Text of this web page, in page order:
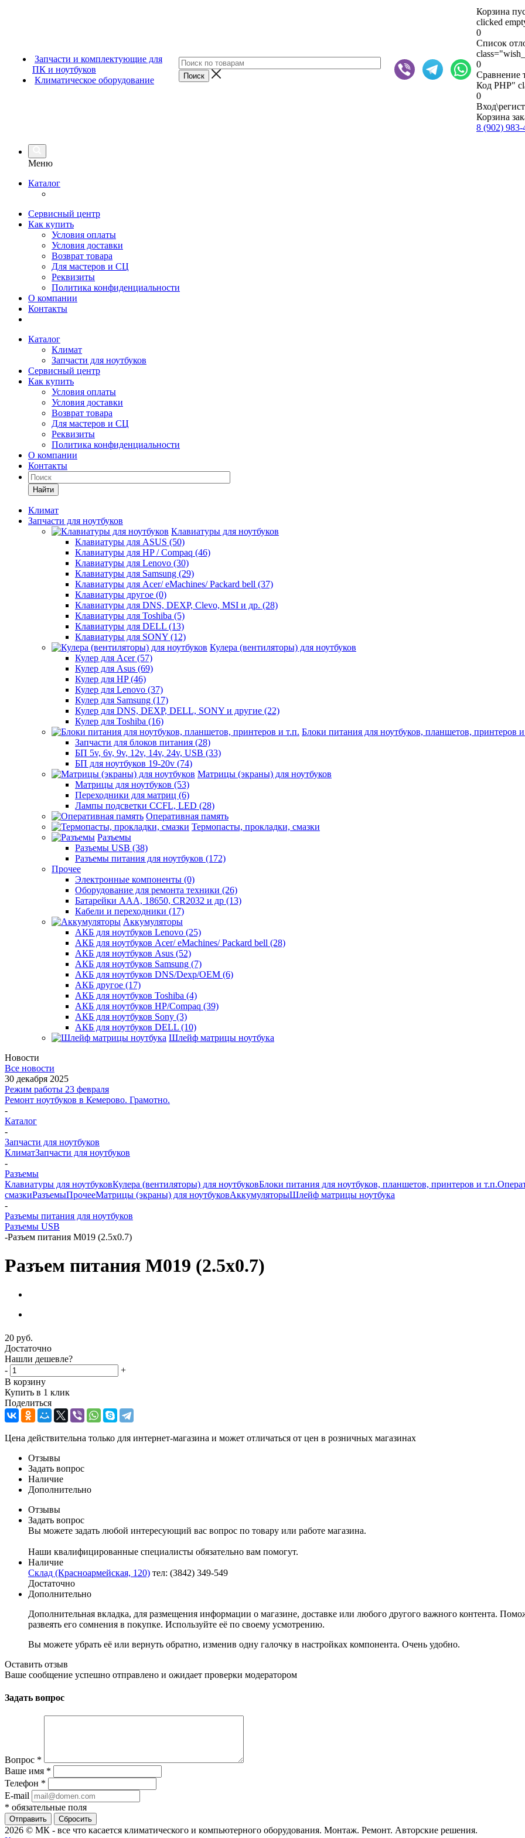
Запчасти и комплектующие для
ПК и ноутбуков
Климатическое оборудование
Корзина
clicked
0
Список
0
Сравнение
Код PHP"
0
Корзина
8 (902) 983-
Меню
Каталог
Сервисный центр
Как купить
Условия оплаты
Условия доставки
Возврат товара
Для мастеров и СЦ
Реквизиты
Политика конфиденциальности
О компании
Контакты
Каталог
Климат
Запчасти для ноутбуков
Сервисный центр
Как купить
Условия оплаты
Условия доставки
Возврат товара
Для мастеров и СЦ
Реквизиты
Политика конфиденциальности
О компании
Контакты
Найти
Климат
Запчасти для ноутбуков
Клавиатуры для ноутбуков
Клавиатуры для ASUS (50)
Клавиатуры для HP / Compaq (46)
Клавиатуры для Lenovo (30)
Клавиатуры для Samsung (29)
Клавиатуры для Acer/ eMachines/ Packard bell (37)
Клавиатуры другое (0)
Клавиатуры для DNS, DEXP, Clevo, MSI и др. (28)
Клавиатуры для Toshiba (5)
Клавиатуры для DELL (13)
Клавиатуры для SONY (12)
Кулера (вентиляторы) для ноутбуков
Кулер для Acer (57)
Кулер для Asus (69)
Кулер для HP (46)
Кулер для Lenovo (37)
Кулер для Samsung (17)
Кулер для DNS, DEXP, DELL, SONY и другие (22)
Кулер для Toshiba (16)
Блоки питания для ноутбуков, планшетов, принтеров
Запчасти для блоков питания (28)
БП 5v, 6v, 9v, 12v, 14v, 24v, USB (33)
БП для ноутбуков 19-20v (74)
Матрицы (экраны) для ноутбуков
Матрицы для ноутбуков (53)
Переходники для матриц (6)
Лампы подсветки CCFL, LED (28)
Оперативная память
Термопасты, прокладки, смазки
Разъемы
Разъемы USB (38)
Разъемы питания для ноутбуков (172)
Прочее
Электронные компоненты (0)
Оборудование для ремонта техники (26)
Батарейки AAА, 18650, CR2032 и др (13)
Кабели и переходники (17)
Аккумуляторы
АКБ для ноутбуков Lenovo (25)
АКБ для ноутбуков Acer/ eMachines/ Packard bell (28)
АКБ для ноутбуков Asus (52)
АКБ для ноутбуков Samsung (7)
АКБ для ноутбуков DNS/Dexp/OEM (6)
АКБ другое (17)
АКБ для ноутбуков Toshiba (4)
АКБ для ноутбуков HP/Compaq (39)
АКБ для ноутбуков Sony (3)
АКБ для ноутбуков DELL (10)
Шлейф матрицы ноутбука
Новости
Все новости
30 декабря 2025
Режим работы 23 февраля
Ремонт ноутбуков в Кемерово. Грамотно.
-
Каталог
-
Запчасти для ноутбуков
КлиматЗапчасти для ноутбуков
-
Разъемы
Клавиатуры для ноутбуковКулера (вентиляторы) для ноутбуковБлоки питания для ноутбуков, планшетов, принтеров и т.п.
смазкиРазъемыПрочееМатрицы (экраны) для ноутбуковАккумуляторыШлейф матрицы ноутбука
-
Разъемы питания для ноутбуков
Разъемы USB
-Разъем питания M019 (2.5x0.7)
Разъем питания M019 (2.5x0.7)
20 руб.
Достаточно
Нашли дешевле?
-
+
В корзину
Купить в 1 клик
Поделиться
Цена действительна только для интернет-магазина и может отличаться от цен в розничных магазинах
Отзывы
Задать вопрос
Наличие
Дополнительно
Отзывы
Задать вопрос
Вы можете задать любой интересующий вас вопрос по товару или работе магазина.
Наши квалифицированные специалисты обязательно вам помогут.
Наличие
Склад (Красноармейская, 120) тел: (3842) 349-549
Достаточно
Дополнительно
Дополнительная вкладка, для размещения информации о магазине, доставке или любого другого важного контента.
развеять его сомнения в покупке. Используйте её по своему усмотрению.
Вы можете убрать её или вернуть обратно, изменив одну галочку в настройках компонента. Очень удобно.
Оставить отзыв
Ваше сообщение успешно отправлено и ожидает проверки модератором
Задать вопрос
Вопрос *
Ваше имя *
Телефон *
E-mail
* обязательные поля
Сбросить
2026 © МК - все что касается климатического и компьютерного оборудования. Монтаж. Ремонт. Авторские решения.